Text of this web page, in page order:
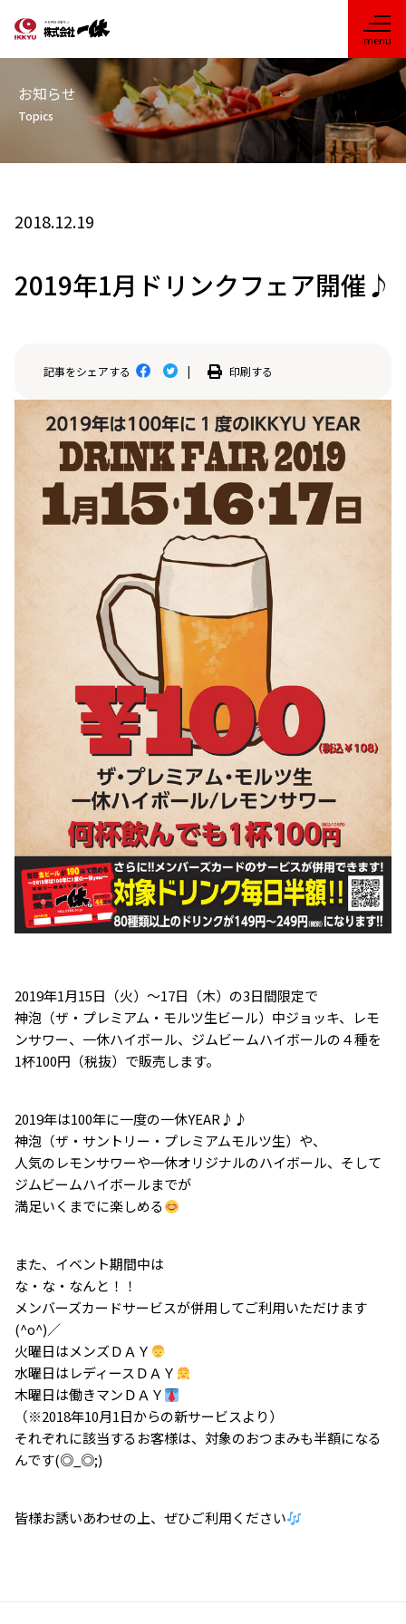
お知らせ
Topics
2018.12.19
2019年1月ドリンクフェア開催♪
記事をシェアする | 印刷する
2019年1月15日（火）～17日（木）の3日間限定で
神泡（ザ・プレミアム・モルツ生ビール）中ジョッキ、レモ
ンサワー、一休ハイボール、ジムビームハイボールの４種を
1杯100円（税抜）で販売します。
2019年は100年に一度の一休YEAR♪♪
神泡（ザ・サントリー・プレミアムモルツ生）や、
人気のレモンサワーや一休オリジナルのハイボール、そして
ジムビームハイボールまでが
満足いくまでに楽しめる
また、イベント期間中は
な・な・なんと！！
メンバーズカードサービスが併用してご利用いただけます
(^o^)／
火曜日はメンズＤＡＹ
水曜日はレディースＤＡＹ
木曜日は働きマンＤＡＹ
（※2018年10月1日からの新サービスより）
それぞれに該当するお客様は、対象のおつまみも半額になる
んです(◎_◎;)
皆様お誘いあわせの上、ぜひご利用ください